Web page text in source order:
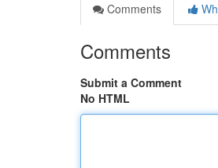
Comments
Comments
Submit a Comment
No HTML